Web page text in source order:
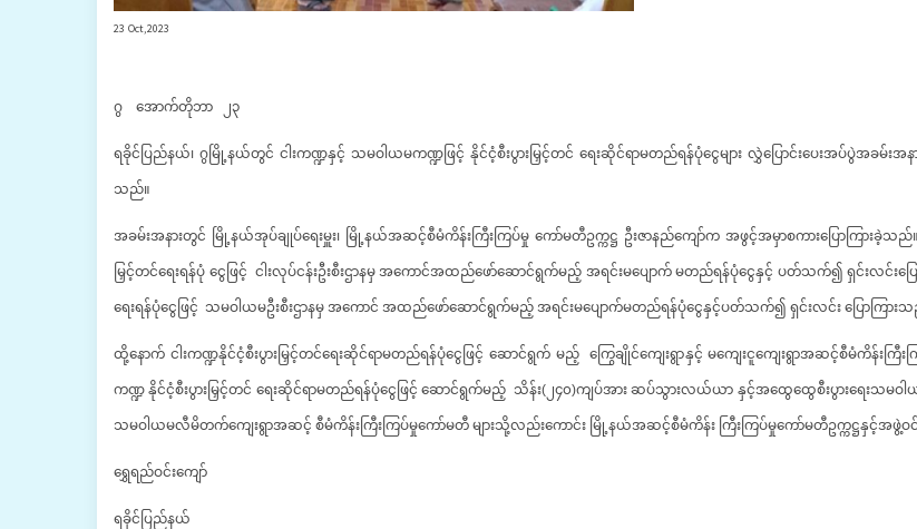
23 Oct,2023
ဂွ အောက်တိုဘာ ၂၃
ရခိုင်ပြည်နယ်၊ ဂွမြို့နယ်တွင် ငါးကဏ္ဍနှင့် သမဝါယမကဏ္ဍဖြင့် နိုင်ငံ့စီးပွားမြှင့်တင် ရေးဆိုင်ရာမတည်ရန်ပုံငွေများ လွှဲပြောင်းပေးအပ်ပွဲအခမ်
သည်။
အခမ်းအနားတွင် မြို့နယ်အုပ်ချုပ်ရေးမှူး၊ မြို့နယ်အဆင့်စီမံကိန်းကြီးကြပ်မှု ကော်မတီဥက္ကဋ္ဌ ဦးဇာနည်ကျော်က အဖွင့်အမှာစကားပြောကြားခဲ့သည်
မြှင့်တင်ရေးရန်ပုံ ငွေဖြင့် ငါးလုပ်ငန်းဦးစီးဌာနမှ အကောင်အထည်ဖော်ဆောင်ရွက်မည့် အရင်းမပျောက် မတည်ရန်ပုံငွေနှင့် ပတ်သက်၍ ရှင်းလင်းပြော
ရေးရန်ပုံငွေဖြင့် သမဝါယမဦးစီးဌာနမှ အကောင် အထည်ဖော်ဆောင်ရွက်မည့် အရင်းမပျောက်မတည်ရန်ပုံငွေနှင့်ပတ်သက်၍ ရှင်းလင်း ပြောကြား
ထို့နောက် ငါးကဏ္ဍနိုင်ငံ့စီးပွားမြှင့်တင်ရေးဆိုင်ရာမတည်ရန်ပုံငွေဖြင့် ဆောင်ရွက် မည့် ကြွေချိုင်ကျေးရွာနှင့် မကျေးငူကျေးရွာအဆင့်စီမံကိန်းက
ကဏ္ဍ နိုင်ငံ့စီးပွားမြှင့်တင် ရေးဆိုင်ရာမတည်ရန်ပုံငွေဖြင့် ဆောင်ရွက်မည့် သိန်း(၂၄၀)ကျပ်အား ဆပ်သွားလယ်ယာ နှင့်အထွေထွေစီးပွားရေးသမ
သမဝါယမလီမိတက်ကျေးရွာအဆင့် စီမံကိန်းကြီးကြပ်မှုကော်မတီ များသို့လည်းကောင်း မြို့နယ်အဆင့်စီမံကိန်း ကြီးကြပ်မှုကော်မတီဥက္ကဋ္ဌနှင့်အဖွဲ့ဝင်မ
ရွှေရည်ဝင်းကျော်
ရခိုင်ပြည်နယ်